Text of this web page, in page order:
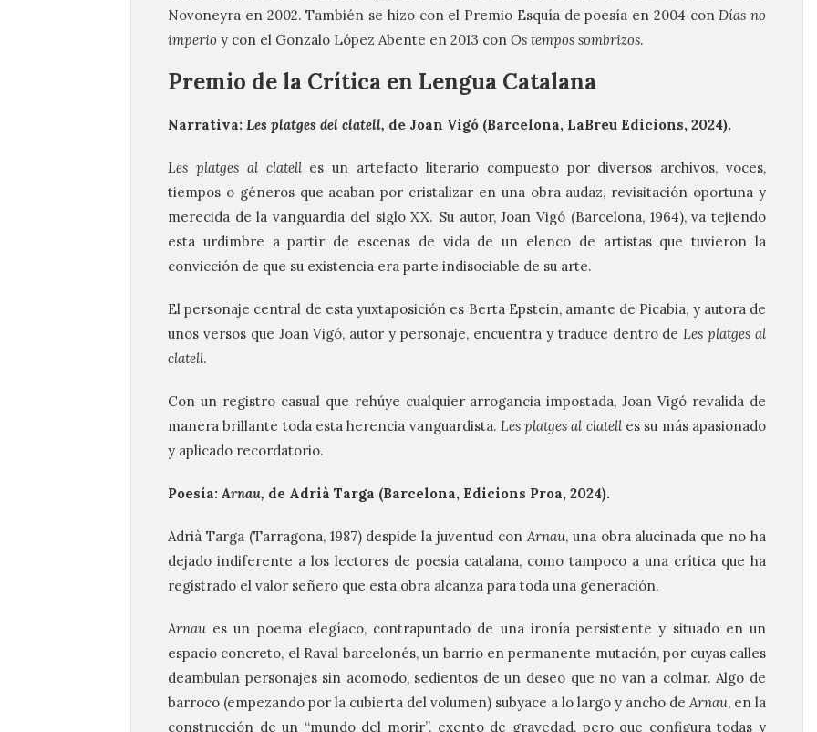
Novoneyra en 2002. También se hizo con el Premio Esquía de poesía en 2004 conDías no
imperio y con el Gonzalo López Abente en 2013 con Os tempos sombrizos.
Premio de la Crítica en Lengua Catalana
Narrativa: Les platges del clatell, de Joan Vigó (Barcelona, LaBreu Edicions, 2024).
Les platges al clatelles un artefacto literario compuesto por diversos archivos, voces,
tiempos o géneros que acaban por cristalizar en una obra audaz, revisitación oportuna y
merecida de la vanguardia del siglo XX. Su autor, Joan Vigó (Barcelona, 1964), va tejiendo
esta urdimbre a partir de escenas de vida de un elenco de artistas que tuvieron la
convicción de que su existencia era parte indisociable de su arte.
El personaje central de esta yuxtaposición es Berta Epstein, amante de Picabia, y autora de
unos versos que Joan Vigó, autor y personaje, encuentra y traduce dentro deLes platges al
clatell.
Con un registro casual que rehúye cualquier arrogancia impostada, Joan Vigó revalida de
manera brillante toda esta herencia vanguardista. Les platges al clatelles su más apasionado
y aplicado recordatorio.
Poesía:Arnau, de Adrià Targa (Barcelona, Edicions Proa, 2024).
Adrià Targa (Tarragona, 1987) despide la juventud con Arnau, una obra alucinada que no ha
dejado indiferente a los lectores de poesía catalana, como tampoco a una crítica que ha
registrado el valor señero que esta obra alcanza para toda una generación.
Arnau es un poema elegíaco, contrapuntado de una ironía persistente y situado en un
espacio concreto, el Raval barcelonés, un barrio en permanente mutación, por cuyas calles
deambulan personajes sin acomodo, sedientos de un deseo que no van a colmar. Algo de
barroco (empezando por la cubierta del volumen) subyace a lo largo y ancho de Arnau, en la
construcción de un “mundo del morir”, exento de gravedad, pero que configura todas y